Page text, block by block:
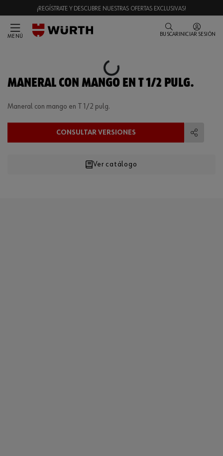
¡REGÍSTRATE Y DESCUBRE NUESTRAS OFERTAS EXCLUSIVAS!
MENÚ BUSCAR INICIAR SESIÓN
Loading...
MANERAL CON MANGO EN T 1/2 PULG.
Maneral con mango en T 1/2 pulg.
CONSULTAR VERSIONES
Ver catálogo